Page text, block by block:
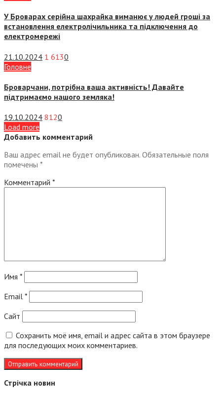
У Броварах серійна шахрайка виманює у людей гроші за
встановлення електролічильника та підключення до
електромережі
21.10.2024 1 6130
Головне
Броварчани, потрібна ваша активність! Давайте
підтримаємо нашого земляка!
19.10.2024 8120
Load more
Добавить комментарий
Ваш адрес email не будет опубликован. Обязательные поля
помечены *
Комментарий *
Имя *
Email *
Сайт
Сохранить моё имя, email и адрес сайта в этом браузере
для последующих моих комментариев.
Стрічка новин